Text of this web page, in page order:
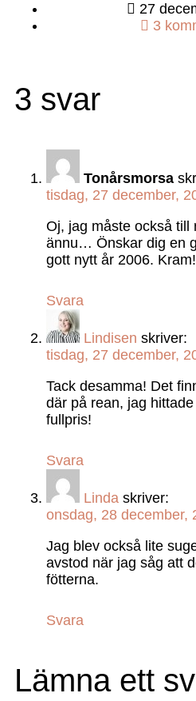
27
3
3 svar
Tonårsmorsa
tisdag, 27 december,
Oj, jag måste också till
ännu… Önskar dig en
gott nytt år 2006. Kram!
Svara
Lindisen skriver:
tisdag, 27 december,
Tack desamma! Det
där på rean, jag hittade
fullpris!
Svara
Linda skriver:
onsdag, 28 december,
Jag blev också lite
avstod när jag såg att
fötterna.
Svara
Lämna ett